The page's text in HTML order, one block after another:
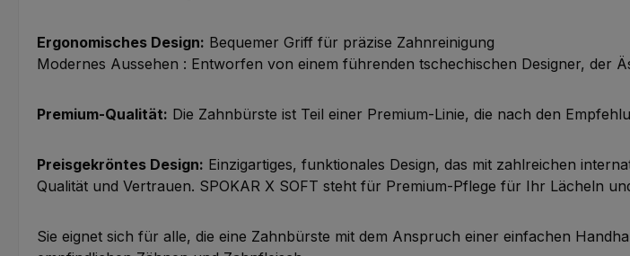
Ergonomisches Design: Bequemer Griff für präzise Zahnreinigung
Modernes Aussehen : Entworfen von einem führenden tschechischen Designer, der
Premium-Qualität: Die Zahnbürste ist Teil einer Premium-Linie, die nach den
Preisgekröntes Design: Einzigartiges, funktionales Design, das mit zahlreichen
Qualität und Vertrauen. SPOKAR X SOFT steht für Premium-Pflege für Ihr Lächeln
Sie eignet sich für alle, die eine Zahnbürste mit dem Anspruch einer einfachen